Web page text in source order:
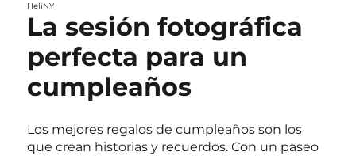
HeliNY
La sesión fotográfica
perfecta para un
cumpleaños
Los mejores regalos de cumpleaños son los
que crean historias y recuerdos. Con un paseo